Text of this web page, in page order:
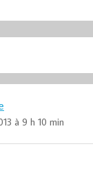
à 9 h 10 min